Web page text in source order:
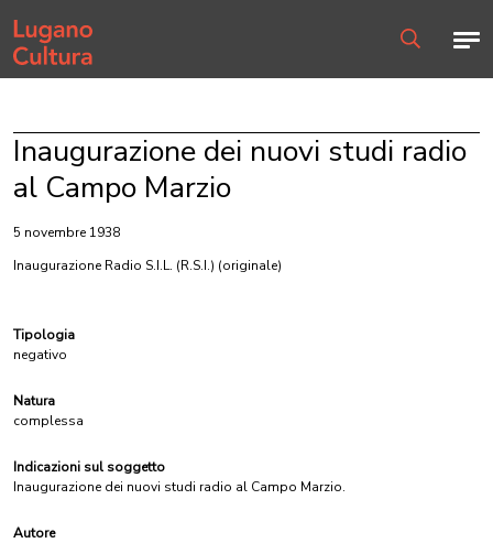
Home page
Inaugurazione dei nuovi studi radio
al Campo Marzio
5 novembre 1938
Inaugurazione Radio S.I.L. (R.S.I.) (originale)
Tipologia
negativo
Natura
complessa
Indicazioni sul soggetto
Inaugurazione dei nuovi studi radio al Campo Marzio.
Autore